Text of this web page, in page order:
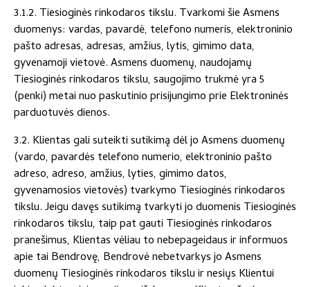
3.1.2. Tiesioginės rinkodaros tikslu. Tvarkomi šie Asmens
duomenys: vardas, pavardė, telefono numeris, elektroninio
pašto adresas, adresas, amžius, lytis, gimimo data,
gyvenamoji vietovė. Asmens duomenų, naudojamų
Tiesioginės rinkodaros tikslu, saugojimo trukmė yra 5
(penki) metai nuo paskutinio prisijungimo prie Elektroninės
parduotuvės dienos.
3.2. Klientas gali suteikti sutikimą dėl jo Asmens duomenų
(vardo, pavardės telefono numerio, elektroninio pašto
adreso, adreso, amžius, lyties, gimimo datos,
gyvenamosios vietovės) tvarkymo Tiesioginės rinkodaros
tikslu. Jeigu davęs sutikimą tvarkyti jo duomenis Tiesioginės
rinkodaros tikslu, taip pat gauti Tiesioginės rinkodaros
pranešimus, Klientas vėliau to nebepageidaus ir informuos
apie tai Bendrovę, Bendrovė nebetvarkys jo Asmens
duomenų Tiesioginės rinkodaros tikslu ir nesiųs Klientui